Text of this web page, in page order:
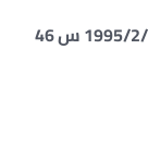
( الطعن رقم 29824 لسنة 59 ق ـ جلسة 1995/2/28 س 46